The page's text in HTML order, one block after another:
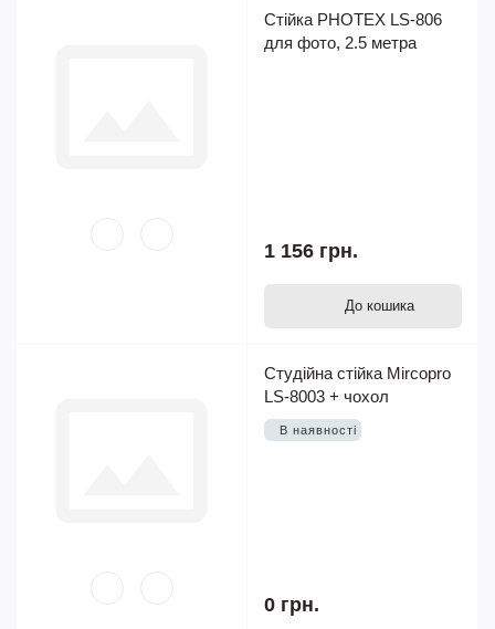
Стійка PHOTEX LS-806
для фото, 2.5 метра
1 156 грн.
До кошика
Студійна стійка Mircopro
LS-8003 + чохол
В наявності
0 грн.